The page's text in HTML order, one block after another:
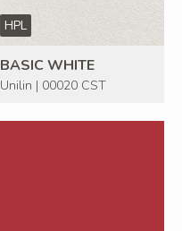
HPL
BASIC WHITE
Unilin | 00020 CST